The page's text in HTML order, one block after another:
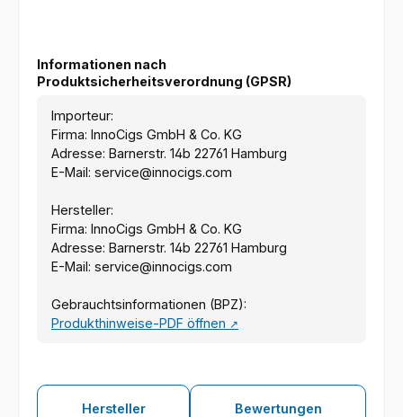
Informationen nach
Produktsicherheitsverordnung (GPSR)
Importeur:
Firma: InnoCigs GmbH & Co. KG
Adresse: Barnerstr. 14b 22761 Hamburg
E-Mail: service@innocigs.com
Hersteller:
Firma: InnoCigs GmbH & Co. KG
Adresse: Barnerstr. 14b 22761 Hamburg
E-Mail: service@innocigs.com
Gebrauchtsinformationen (BPZ):
Produkthinweise-PDF öffnen ↗
Hersteller Bewertungen